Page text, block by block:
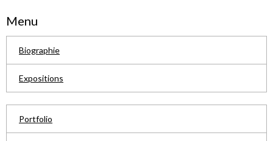
Menu
Biographie
Expositions
Portfolio